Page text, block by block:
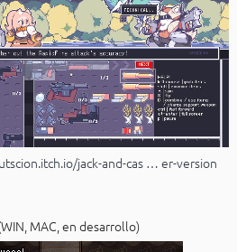
jack-and-cas … er-version
MAC, en desarrollo)